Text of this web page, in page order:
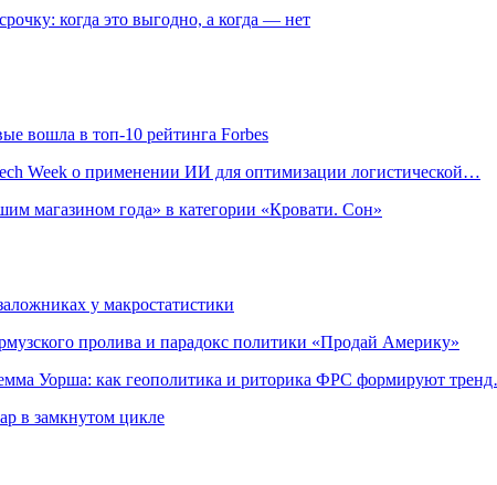
когда это выгодно, а когда — нет
вошла в топ-10 рейтинга Forbes
Week о применении ИИ для оптимизации логистической…
магазином года» в категории «Кровати. Сон»
у макростатистики
пролива и парадокс политики «Продай Америку»
Уорша: как геополитика и риторика ФРС формируют
в замкнутом цикле